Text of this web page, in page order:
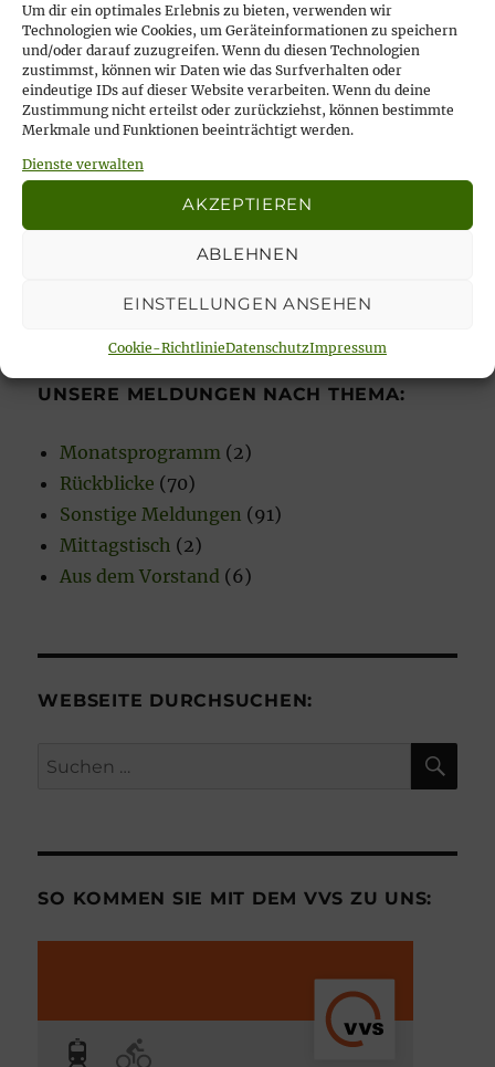
Um dir ein optimales Erlebnis zu bieten, verwenden wir
Technologien wie Cookies, um Geräteinformationen zu speichern
und/oder darauf zuzugreifen. Wenn du diesen Technologien
zustimmst, können wir Daten wie das Surfverhalten oder
eindeutige IDs auf dieser Website verarbeiten. Wenn du deine
Zustimmung nicht erteilst oder zurückziehst, können bestimmte
Merkmale und Funktionen beeinträchtigt werden.
Dienste verwalten
AKZEPTIEREN
ABLEHNEN
EINSTELLUNGEN ANSEHEN
Cookie-RichtlinieDatenschutzImpressum
Nachlese Rosenmontagsparty 2026: es
wurde gesungen, gelacht & geschunkelt!
23. Februar 2026
Unsere aktuellen Veranstaltungen:
e
i
Es sind keine anstehenden Veranstaltungen vorhanden.
UNSERE MELDUNGEN NACH THEMA:
Monatsprogramm (2)
Rückblicke (70)
Sonstige Meldungen (91)
Mittagstisch (2)
Aus dem Vorstand (6)
WEBSEITE DURCHSUCHEN:
Suchen
SO KOMMEN SIE MIT DEM VVS ZU UNS: